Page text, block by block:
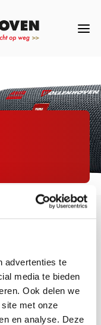
advertenties te
media te bieden
Ook delen we
met onze
en analyse. Deze
2024